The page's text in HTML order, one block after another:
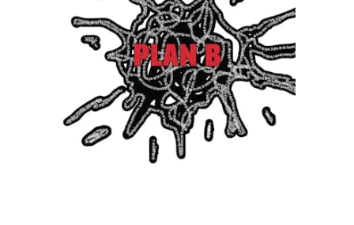
Livres les plus recommandés
Prix littéraires